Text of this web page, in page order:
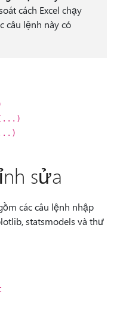
cách Excel chạy
câu lệnh này có
sửa
các câu lệnh nhập
statsmodels và thư